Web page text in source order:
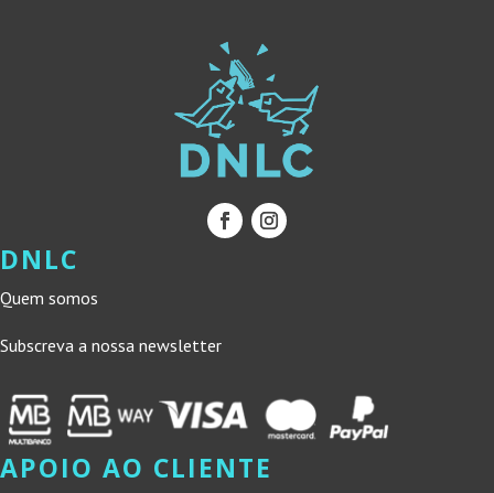
DNLC
Quem somos
Subscreva a nossa newsletter
APOIO AO CLIENTE